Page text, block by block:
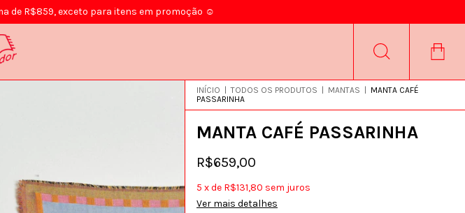
de R$859, exceto para itens em promoção ☺
INÍCIO TODOS OS PRODUTOS MANTAS
MANTA CAFÉ
PASSARINHA
MANTA CAFÉ PASSARINHA
R$659,00
5 xde R$131,80 sem juros
Ver mais detalhes